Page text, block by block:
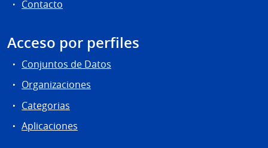
Contacto
Acceso por perfiles
Conjuntos de Datos
Organizaciones
Categorias
Aplicaciones